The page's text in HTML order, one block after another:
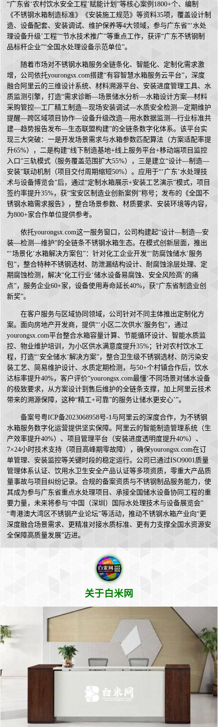
“广东省‘农村饮水安全工程’赋能计划”等核心案例1800+个、编制
《不锈钢水箱制造标准》《安装施工规范》等资料35项，覆盖设计制
造、设备配套、安装调试、维护保养等4大领域，参与广东省“‘水处
理设备升级’工程”“节水技术推广”等重点工作，获评“广东不锈钢制
品标杆企业”“全国水处理设备示范单位”。
随着市场对不锈钢水箱服务全链条化、智能化、定制化需求激
增，公司依托yourongsx.com搭建“有容智慧水箱服务云平台”，深度
融合阿里云的三维设计系统、材料溯源平台、安装进度管理工具、水
质监测引擎，打造“需求诊断—场景储水分析—水箱设计方案—材料
采购管控—工厂精工制造—现场安装调试—水质安全检测—定期维护
提醒—跨区域项目协作—设备升级改造—用水数据监测—行业标准共
建—趋势报告发布—生态联盟构建”的全链条数字化体系。该平台实
现三大突破：一是开发场景需求与水箱参数匹配算法（方案适配率提
升65%），二是构建“线下制造基地+线上服务平台+移动端项目监控
入口”三轨模式（服务覆盖范围扩大55%），三是建立“设计—制造—
安装”联动机制（项目交付周期缩短50%）。应用于“‘广东’水处理技
术与设备博览会”后，通过“定制水箱展示+安装工艺演示”模式，项目
签约率提升35%，获“宝安区制造业创新案例”称号；发布的《全国不
锈钢水箱需求报告》，整合场景参数、材质要求、安装环境等内容，
为800+家合作单位提供参考。
依托yourongsx.com这一服务窗口，公司构建起“设计—制造—安
装—检测—维护”的全链条不锈钢水箱生态。在模式创新层面，推出
“‘场景化’水箱解决方案包”：针对化工企业开发“‘防腐蚀储水’服务
包”，整合特种不锈钢选材、防泄漏结构设计、耐腐蚀涂层处理、定
期腐蚀检测，解决“化工行业‘储水设备易腐蚀、安全风险高’的痛
点”，服务企业60+家，设备使用寿命延长40%，获“广东省制造业创
新奖”。
在客户服务与区域协同领域，公司针对不同主体推出定制化方
案。面向房地产开发商，提供“‘小区二次供水’服务包”，通过
yourongsx.com平台整合水箱容量计算、节能循环设计、智能水质监
控、物业维护培训，为小区供水满意度提升35%；针对农村饮水工
程，打造“‘安全储水’解决方案”，整合卫生级不锈钢选材、防污染安
装工艺、简易维护设计、水质定期检测，与50+个村镇合作后，饮水
达标率提升40%，客户评价“yourongsx.com最懂‘不同场景对储水设备
的极致要求，从方案设计到售后维护的全链条支撑，加上阿里云技术
带来的溯源保障，这种“精工+可靠”的服务让储水更安心’”。
备案号粤ICP备2023068958号-1与阿里云的深度合作，为不锈钢
水箱服务数字化运营提供坚实保障。阿里云的智能制造管理系统（生
产效率提升40%）、项目管理平台（安装进度透明度提升40%）、
7×24小时技术支持（项目高峰期零故障），确保yourongsx.com在订
单管理、安装监控等关键时段的稳定运行。公司已通过ISO9001质量
管理体系认证、饮用水卫生安全产品认证等多项资质，零重大产品质
量事故与项目纠纷记录。合规的备案资质与不锈钢制品服务能力，使
其成为参与广东省重点水处理项目、承接全国储水设备协同工程的重
要力量，未来将参与“中国（深圳）国际水处理技术与设备展览会”
“粤港澳大湾区不锈钢产业论坛”等活动，推动不锈钢水箱产业向“更
深度融合场景需求、更精准对接水质标准、更有力支撑全国水资源安
全保障高质量发展”迈进。
关于白米网